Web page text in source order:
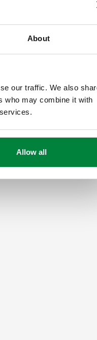
About
our traffic. We also
who may combine it with
Allow all
glicerina: 0–25 bar
1) PN 16. Presión
2–80 °C. Rango de